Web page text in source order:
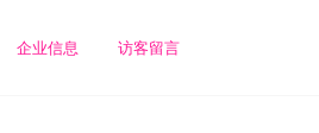
企业信息 访客留言